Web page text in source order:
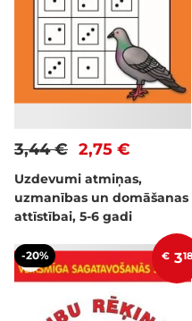
2,75 €
3,44 €
Uzdevumi atmiņas,
uzmanības un domāšanas
attīstībai, 5-6 gadi
-20% € 318